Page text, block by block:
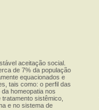
aceitação social.
de 7% da população
equacionados e
tais como: o perfil das
homeopatia nos
sistêmico,
e no sistema de